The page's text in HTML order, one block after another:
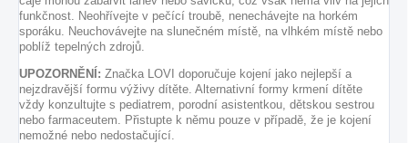
funkčnost. Neohřívejte v pečící troubě, nenechávejte na horkém
sporáku. Neuchovávejte na slunečném místě, na vlhkém místě nebo
poblíž tepelných zdrojů.
UPOZORNĚNÍ: Značka LOVI doporučuje kojení jako nejlepší a
nejzdravější formu výživy dítěte. Alternativní formy krmení dítěte
vždy konzultujte s pediatrem, porodní asistentkou, dětskou sestrou
nebo farmaceutem. Přistupte k němu pouze v případě, že je kojení
nemožné nebo nedostačující.